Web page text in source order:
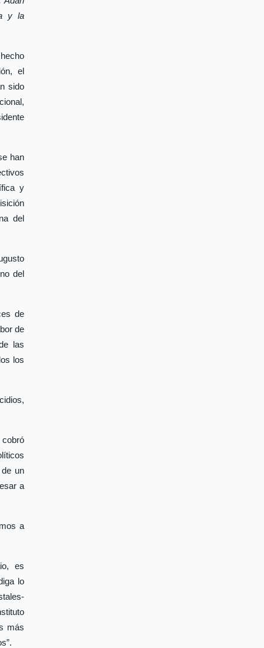
y la
el
sido
han
y
del
del
de
de
las
los
cobró
un
a
a
es
lo
más